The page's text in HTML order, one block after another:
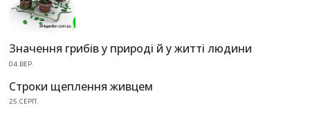
Значення грибів у природі й у житті людини
04.ВЕР.
Строки щеплення живцем
25.СЕРП.